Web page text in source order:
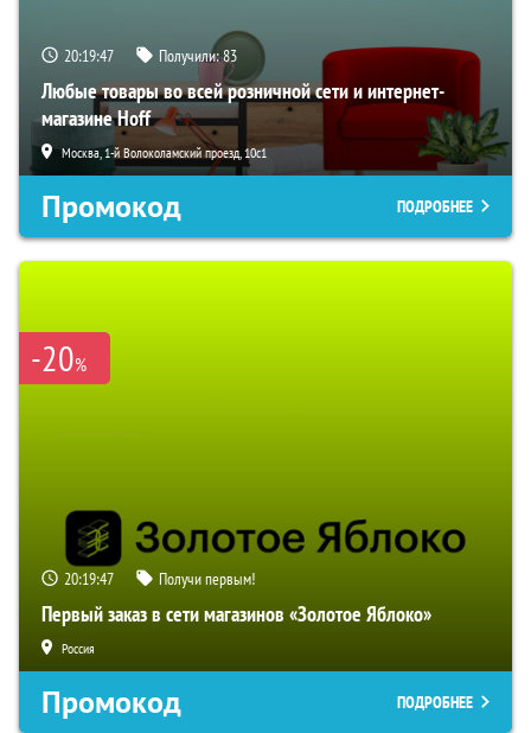
20:19:46 Получили:83
Любые товары во всей розничной сети и интернет-
магазине Hoff
Москва, 1-й Волоколамский проезд, 10с1
Промокод ПОДРОБНЕЕ
-20%
20:19:46 Получи первым!
Первый заказ в сети магазинов «Золотое Яблоко»
Россия
Промокод ПОДРОБНЕЕ